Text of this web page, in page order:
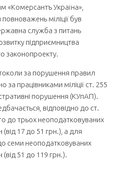
«Комерсантъ Україна»,
міліції був
служба з питань
підприємництва
законопроекту.
за порушення правил
за працівниками міліції ст. 255
порушення (КУпАП).
відповідно до ст.
до трьох неоподатковуваних
(від 17 до 51 грн.), а для
семи неоподатковуваних
(від 51 до 119 грн.).